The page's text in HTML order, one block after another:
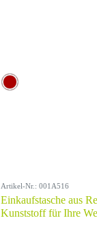
Artikel-Nr.: 001A516
Einkaufstasche aus
Kunststoff für Ihre